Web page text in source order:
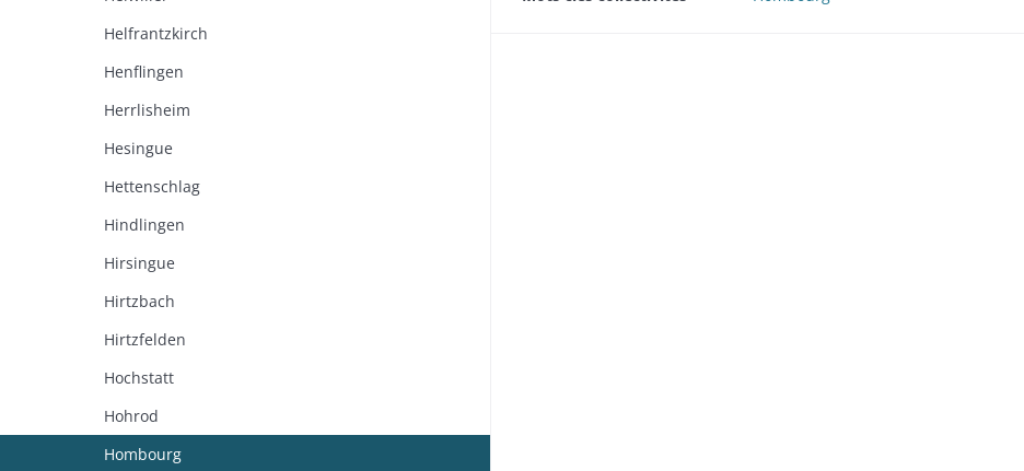
Helfrantzkirch
Henflingen
Herrlisheim
Hesingue
Hettenschlag
Hindlingen
Hirsingue
Hirtzbach
Hirtzfelden
Hochstatt
Hohrod
Hombourg